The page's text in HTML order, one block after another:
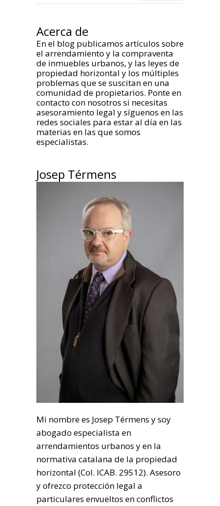
Acerca de
En el blog publicamos artículos sobre
el arrendamiento y la compraventa
de inmuebles urbanos, y las leyes de
propiedad horizontal y los múltiples
problemas que se suscitan en una
comunidad de propietarios. Ponte en
contacto con nosotros si necesitas
asesoramiento legal y síguenos en las
redes sociales para estar al día en las
materias en las que somos
especialistas.
Josep Térmens
Mi nombre es Josep Térmens y soy
abogado especialista en
arrendamientos urbanos y en la
normativa catalana de la propiedad
horizontal (Col. ICAB. 29512). Asesoro
y ofrezco protección legal a
particulares envueltos en conflictos